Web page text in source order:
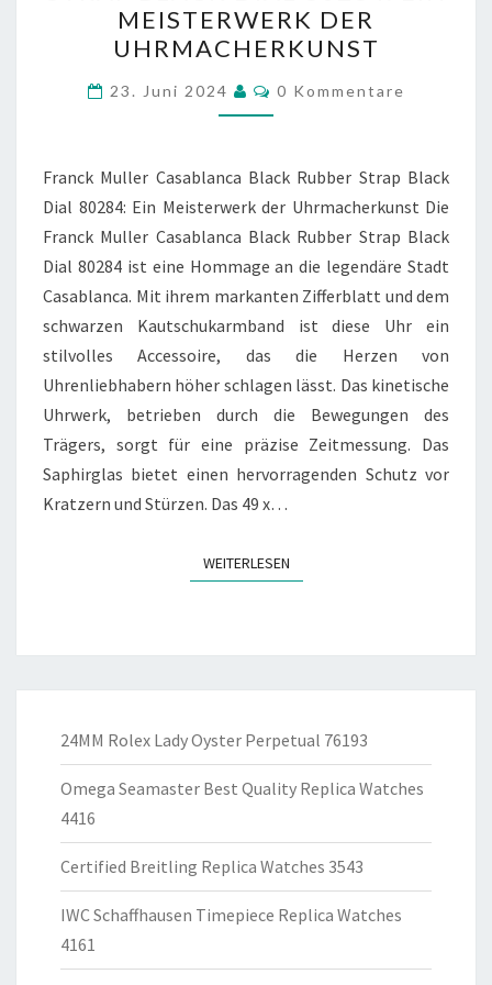
RUBBER
STRAP
BLACK
DIAL
EIN
MEISTERWERK
DER
UHRMACHERKUNST
MEISTERWERK DER
UHRMACHERKUNST
23. Juni 2024 Kommentare
0 Kommentare
Franck Muller Casablanca Black Rubber Strap Black
Dial 80284: Ein Meisterwerk der Uhrmacherkunst Die
Franck Muller Casablanca Black Rubber Strap Black
Dial 80284 ist eine Hommage an die legendäre Stadt
Casablanca. Mit ihrem markanten Zifferblatt und dem
schwarzen Kautschukarmband ist diese Uhr ein
stilvolles Accessoire, das die Herzen von
Uhrenliebhabern höher schlagen lässt. Das kinetische
Uhrwerk, betrieben durch die Bewegungen des
Trägers, sorgt für eine präzise Zeitmessung. Das
Saphirglas bietet einen hervorragenden Schutz vor
Kratzern und Stürzen. Das 49 x…
WEITERLESENWEITERLESEN
24MM Rolex Lady Oyster Perpetual 76193
Omega Seamaster Best Quality Replica Watches
4416
Certified Breitling Replica Watches 3543
IWC Schaffhausen Timepiece Replica Watches
4161